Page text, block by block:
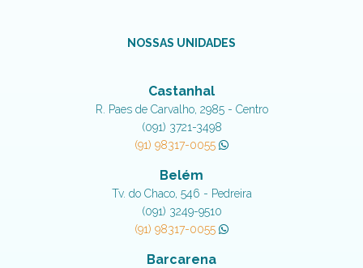
NOSSAS UNIDADES
Castanhal
R. Paes de Carvalho, 2985 - Centro
(091) 3721-3498
(91) 98317-0055
Belém
Tv. do Chaco, 546 - Pedreira
(091) 3249-9510
(91) 98317-0055
Barcarena